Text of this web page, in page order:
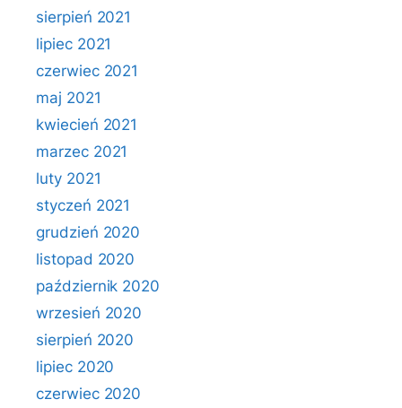
sierpień 2021
lipiec 2021
czerwiec 2021
maj 2021
kwiecień 2021
marzec 2021
luty 2021
styczeń 2021
grudzień 2020
listopad 2020
październik 2020
wrzesień 2020
sierpień 2020
lipiec 2020
czerwiec 2020